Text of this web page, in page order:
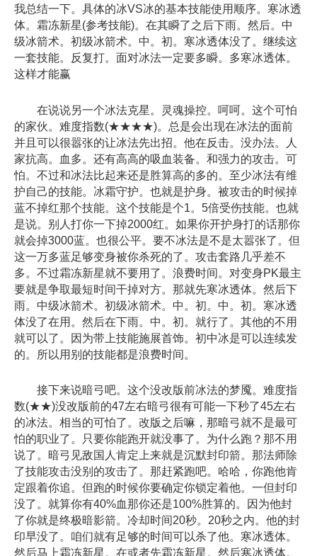
我总结一下。具体的冰VS冰的基本技能使用顺序。寒冰透
体。霜冻新星(参考技能)。在其瞬了之后下雨。然后。中
级冰箭术。初级冰箭术。中。初。寒冰透体没了。继续这
一套技能。反复打。面对冰法一定要多瞬。多寒冰透体。
这样才能赢
在说说另一个冰法克星。灵魂操控。呵呵。这个可怕
的家伙。难度指数(★★★★)。总是会出现在冰法的面前
并且可以很嚣张的让冰法先出招。他在反击。没办法。人
家抗高。血多。还有高高的吸血装备。和强力的攻击。可
怕。不过和冰法比起来还是胜算高的多的。至少冰法有维
护自己的技能。冰霜守护。也就是护身。被攻击的时候掉
蓝不掉红那个技能。这个技能是个1。5倍受伤技能。也就
是说。别人打你一下掉2000红。如果你开护身打的话那你
就会掉3000蓝。也很公平。要不冰法是不是太嚣张了。但
这一万多蓝足够变身被你杀死的了。攻击套路几乎差不
多。不过霜冻新星就不要用了。浪费时间。对变身PK最主
要就是争取最短时间干掉对方。那就先寒冰透体。然后下
雨。中级冰箭术。初级冰箭术。中。初。中。初。寒冰透
体没了在用。然后在下雨。中。初。就行了。其他的不用
就可以了。因为带上技能施展首饰。初中冰是可以连续发
的。所以用别的技能都是浪费时间。
接下来说暗弓吧。这个没改版前冰法的梦魇。难度指
数(★★)没改版前的47左右暗弓很有可能一下秒了45左右
的冰法。相当的可怕了。改版之后嘛，那暗弓就不是最可
怕的职业了。只要你能跑开就没事了。为什么跑？那不用
说了。暗弓见敌国人肯定上来就是沉默封印箭。那法师除
了技能攻击没别的攻击了。那赶紧跑吧。哈哈，你跑他肯
定跟着你追。但跑的时候你要确定你锁定着他。一但封印
没了。就算你有40%血那你还是100%胜算的。因为他封
了你就是终极暗影箭。冷却时间20秒。20秒之内。他的封
印早没了。咱们就有足够的时间可以杀了他。寒冰透体。
然后马上霜冻新星。在或者先霜冻新星。然后寒冰透体。